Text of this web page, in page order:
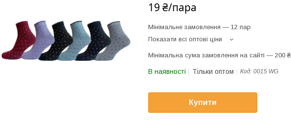
19 ₴/пара
Мінімальне замовлення — 12 пар
Показати всі оптові ціни
Мінімальна сума замовлення на сайті — 200 ₴
В наявності Тільки оптом Код: 0015 WG
Купити